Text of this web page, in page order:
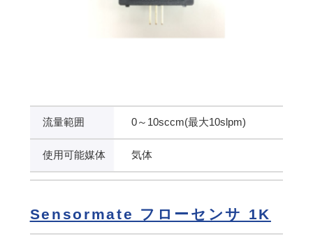
流量範囲 0～10sccm(最大10slpm)
使用可能媒体 気体
Sensormate フローセンサ 1K